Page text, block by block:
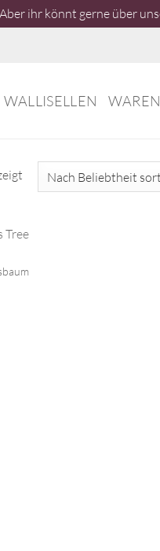
ihr könnt gerne über
WALLISELLEN
Nach
Beliebtheit